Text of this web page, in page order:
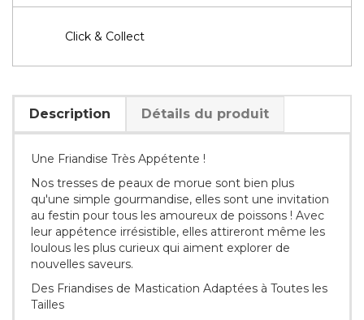
Click & Collect
Description Détails du produit
Une Friandise Très Appétente !
Nos tresses de peaux de morue sont bien plus
qu'une simple gourmandise, elles sont une invitation
au festin pour tous les amoureux de poissons ! Avec
leur appétence irrésistible, elles attireront même les
loulous les plus curieux qui aiment explorer de
nouvelles saveurs.
Des Friandises de Mastication Adaptées à Toutes les
Tailles